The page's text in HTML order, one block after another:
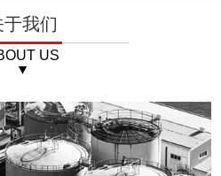
于我们
US